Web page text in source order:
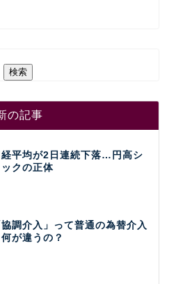
検索
の記事
経平均が2日連続下落…円高シ
ックの正体
協調介入」って普通の為替介入
何が違うの？